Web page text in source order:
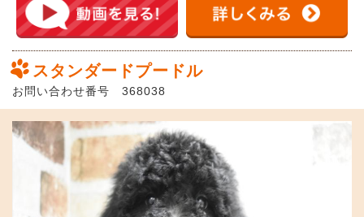
スタンダードプードル
お問い合わせ番号 368038